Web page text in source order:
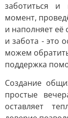
заботиться и
момент,
и наполняет
и забота - это
можем
поддержка
Создание
простые
оставляет